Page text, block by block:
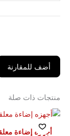
أضف للمقارنة
منتجات ذات صلة
أجهزه إضاءة